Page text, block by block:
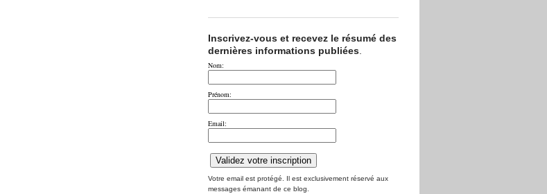
Inscrivez-vous et recevez le résumé des
dernières informations publiées.
Nom:
Prénom:
Email:
Votre email est protégé. Il est exclusivement réservé aux
messages émanant de ce blog.